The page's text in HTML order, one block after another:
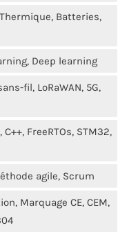
Batteries,
Deep learning
fil, LoRaWAN, 5G,
FreeRTOs, STM32,
agile, Scrum
Marquage CE, CEM,